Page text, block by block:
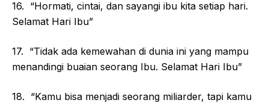
16. “Hormati, cintai, dan sayangi ibu kita setiap hari.
Selamat Hari Ibu”
17. “Tidak ada kemewahan di dunia ini yang mampu
menandingi buaian seorang Ibu. Selamat Hari Ibu”
18. “Kamu bisa menjadi seorang miliarder, tapi kamu